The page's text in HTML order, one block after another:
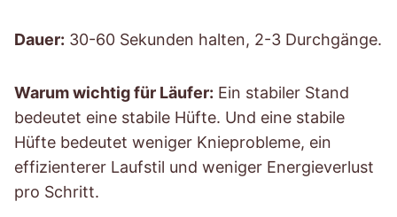
Dauer: 30-60 Sekunden halten, 2-3 Durchgänge.
Warum wichtig für Läufer: Ein stabiler Stand
bedeutet eine stabile Hüfte. Und eine stabile
Hüfte bedeutet weniger Knieprobleme, ein
effizienterer Laufstil und weniger Energieverlust
pro Schritt.